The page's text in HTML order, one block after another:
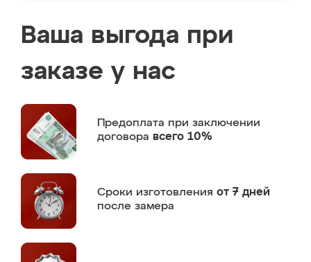
Ваша выгода при
заказе у нас
Предоплата при заключении
договора всего 10%
Сроки изготовления от 7 дней
после замера